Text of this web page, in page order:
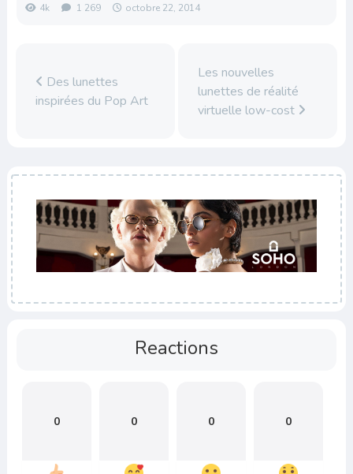
4k 1 269 octobre 22, 2014
Des lunettes
inspirées du Pop Art
Les nouvelles
lunettes de réalité
virtuelle low-cost
Reactions
0 0 0 0